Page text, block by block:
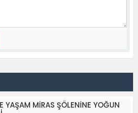
YAŞAM MİRAS ŞÖLENİNE YOĞUN